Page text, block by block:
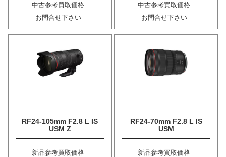
中古参考買取価格
お問合せ下さい
中古参考買取価格
お問合せ下さい
RF24-105mm F2.8 L IS
USM Z
新品参考買取価格
RF24-70mm F2.8 L IS
USM
新品参考買取価格